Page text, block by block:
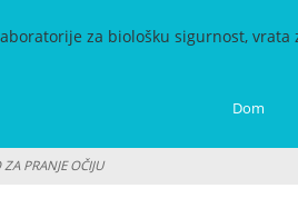
Dom
ZA PRANJE OČIJU